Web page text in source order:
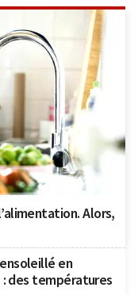
Alors,
en
: des températures